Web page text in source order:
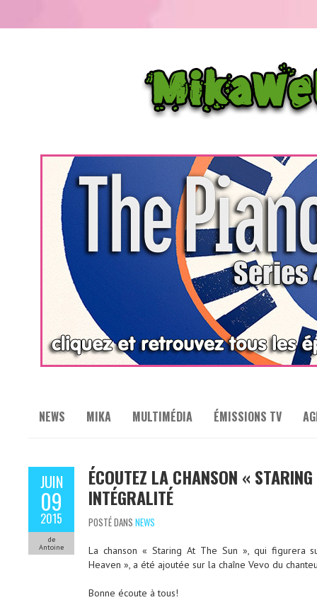
NEWS MIKA MULTIMÉDIA ÉMISSIONS TV
JUIN
09
2015
de
Antoine
ÉCOUTEZ LA CHANSON «
INTÉGRALITÉ
POSTÉ DANS NEWS
La chanson « Staring At The Sun », qui figurera
Heaven », a été ajoutée sur la chaîne Vevo du
Bonne écoute à tous!